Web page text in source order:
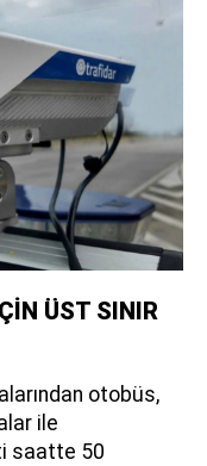
ÜST SINIR
otobüs,
ile
saatte 50